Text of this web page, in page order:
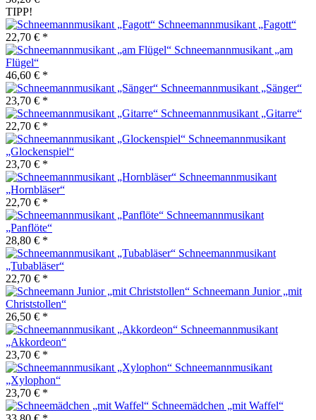
TIPP!
Schneemannmusikant „Fagott“
22,70 € *
Schneemannmusikant „am
Flügel“
46,60 € *
Schneemannmusikant „Sänger“
23,70 € *
Schneemannmusikant „Gitarre“
22,70 € *
Schneemannmusikant
„Glockenspiel“
23,70 € *
Schneemannmusikant
„Hornbläser“
22,70 € *
Schneemannmusikant
„Panflöte“
28,80 € *
Schneemannmusikant
„Tubabläser“
22,70 € *
Schneemann Junior „mit
Christstollen“
26,50 € *
Schneemannmusikant
„Akkordeon“
23,70 € *
Schneemannmusikant
„Xylophon“
23,70 € *
Schneemädchen „mit Waffel“